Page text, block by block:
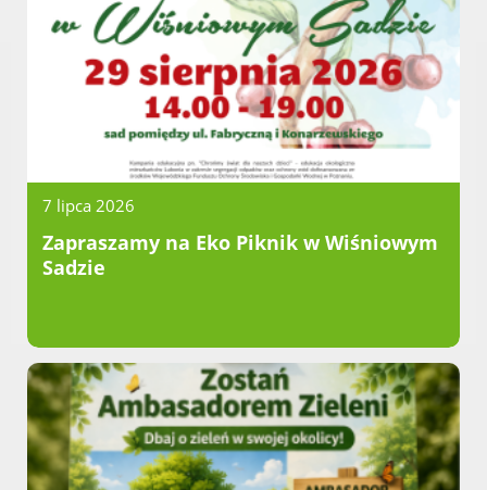
7 lipca 2026
Zapraszamy na Eko Piknik w Wiśniowym
Sadzie